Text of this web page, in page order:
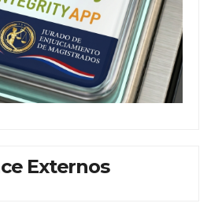
Externos